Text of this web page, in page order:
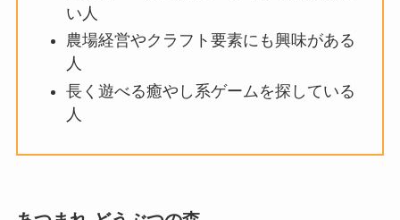
い人
農場経営やクラフト要素にも興味がある
人
長く遊べる癒やし系ゲームを探している
人